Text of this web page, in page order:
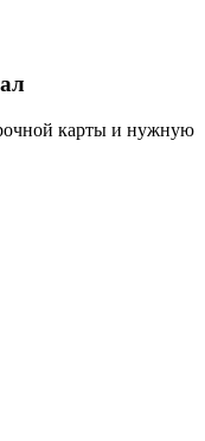
карты и нужную